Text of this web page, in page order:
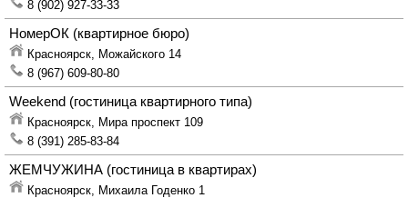
8 (902) 927-33-33
НомерОК (квартирное бюро)
Красноярск, Можайского 14
8 (967) 609-80-80
Weekend (гостиница квартирного типа)
Красноярск, Мира проспект 109
8 (391) 285-83-84
ЖЕМЧУЖИНА (гостиница в квартирах)
Красноярск, Михаила Годенко 1